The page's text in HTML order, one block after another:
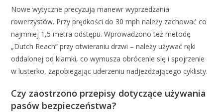
Nowe wytyczne precyzują manewr wyprzedzania
rowerzystów. Przy prędkości do 30 mph należy zachować co
najmniej 1,5 metra odstępu. Wprowadzono też metodę
„Dutch Reach” przy otwieraniu drzwi – należy używać ręki
oddalonej od klamki, co wymusza obrócenie się i spojrzenie
w lusterko, zapobiegając uderzeniu nadjeżdżającego cyklisty.
Czy zaostrzono przepisy dotyczące używania
pasów bezpieczeństwa?